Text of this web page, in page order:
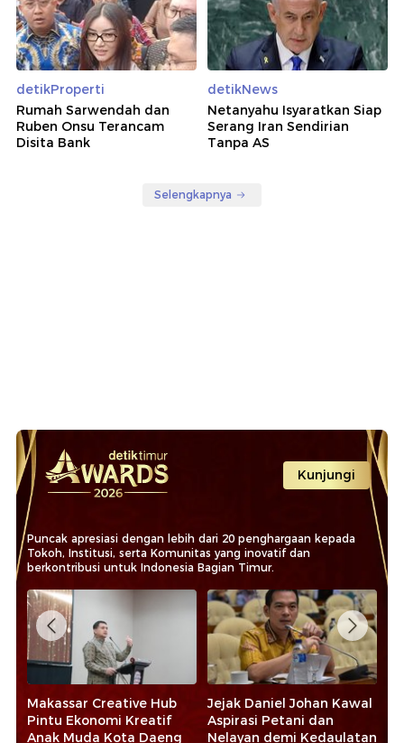
detikProperti
Rumah Sarwendah dan
Ruben Onsu Terancam
Disita Bank
detikNews
Netanyahu Isyaratkan Siap
Serang Iran Sendirian
Tanpa AS
Selengkapnya
Kunjungi
Puncak apresiasi dengan lebih dari 20 penghargaan kepada
Tokoh, Institusi, serta Komunitas yang inovatif dan
berkontribusi untuk Indonesia Bagian Timur.
Makassar Creative Hub
Pintu Ekonomi Kreatif
Anak Muda Kota Daeng
Jejak Daniel Johan Kawal
Aspirasi Petani dan
Nelayan demi Kedaulatan